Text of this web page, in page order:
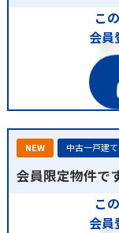
こ
会員
NEW 中古一戸建て
会員限定物件で
こ
会員